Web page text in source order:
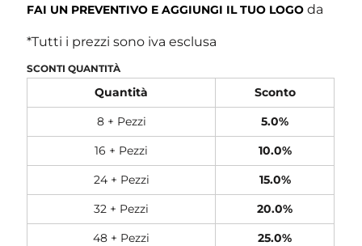
FAI UN PREVENTIVO E AGGIUNGI IL TUO LOGO da
*Tutti i prezzi sono iva esclusa
SCONTI QUANTITÀ
Quantità
Sconto
8 + Pezzi
5.0%
16 + Pezzi
10.0%
24 + Pezzi
15.0%
32 + Pezzi
20.0%
48 + Pezzi
25.0%